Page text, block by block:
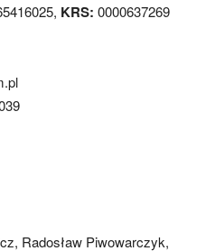
KRS: 0000637269
Radosław Piwowarczyk,